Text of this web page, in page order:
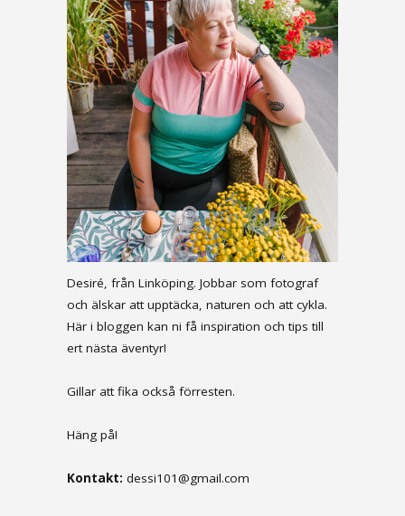
Desiré, från Linköping. Jobbar som fotograf
och älskar att upptäcka, naturen och att cykla.
Här i bloggen kan ni få inspiration och tips till
ert nästa äventyr!
Gillar att fika också förresten.
Häng på!
Kontakt: dessi101@gmail.com